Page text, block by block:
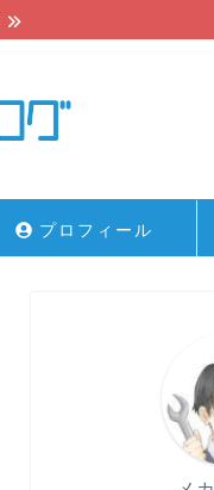
プロフィール